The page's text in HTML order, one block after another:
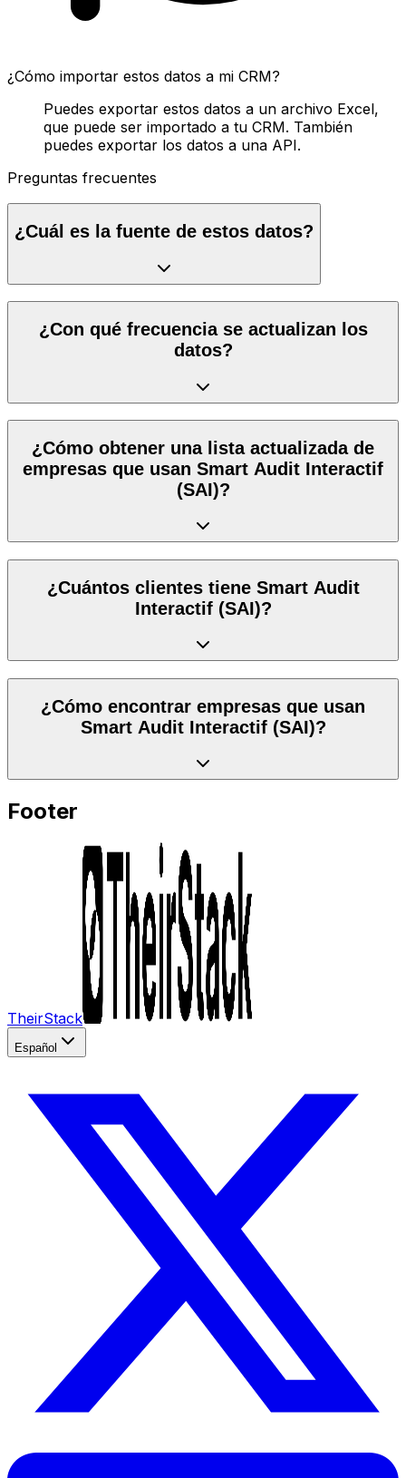
¿Cómo importar estos datos a mi CRM?
Puedes exportar estos datos a un archivo Excel,
que puede ser importado a tu CRM. También
puedes exportar los datos a una API.
Preguntas frecuentes
¿Cuál es la fuente de estos datos?
¿Con qué frecuencia se actualizan los
datos?
¿Cómo obtener una lista actualizada de
empresas que usan Smart Audit Interactif
(SAI)?
¿Cuántos clientes tiene Smart Audit
Interactif (SAI)?
¿Cómo encontrar empresas que usan
Smart Audit Interactif (SAI)?
Footer
TheirStack
Español